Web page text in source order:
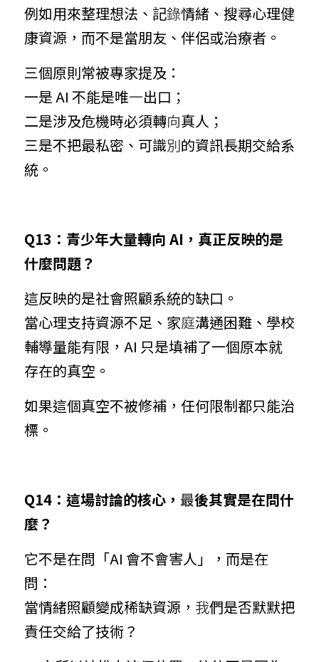
例如用來整理想法、記錄情緒、搜尋心理健
康資源，而不是當朋友、伴侶或治療者。
三個原則常被專家提及：
一是 AI 不能是唯一出口；
二是涉及危機時必須轉向真人；
三是不把最私密、可識別的資訊長期交給系
統。
Q13：青少年大量轉向 AI，真正反映的是
什麼問題？
這反映的是社會照顧系統的缺口。
當心理支持資源不足、家庭溝通困難、學校
輔導量能有限，AI 只是填補了一個原本就
存在的真空。
如果這個真空不被修補，任何限制都只能治
標。
Q14：這場討論的核心， 最後其實是在問什
麼？
它不是在問「AI 會不會害人」，而是在
問：
當情緒照顧變成稀缺資源， 我們是否默默把
責任交給了技術？